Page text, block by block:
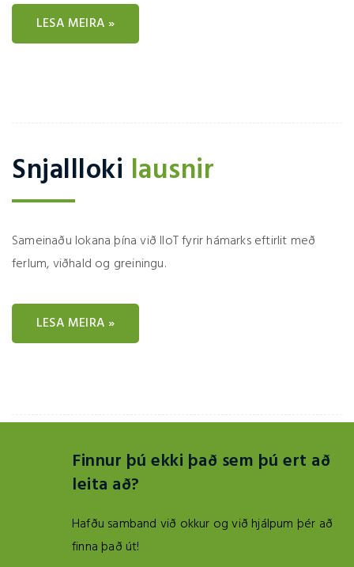
LESA MEIRA »
Snjallloki lausnir
Sameinaðu lokana þína við IIoT fyrir hámarks eftirlit með
ferlum, viðhald og greiningu.
LESA MEIRA »
Finnur þú ekki það sem þú ert að
leita að?
Hafðu samband við okkur og við hjálpum þér að
finna það út!